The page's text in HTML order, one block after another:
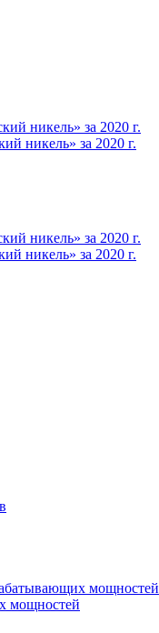
никель» за 2020 г.
никель» за 2020 г.
никель» за 2020 г.
никель» за 2020 г.
мощностей
мощностей